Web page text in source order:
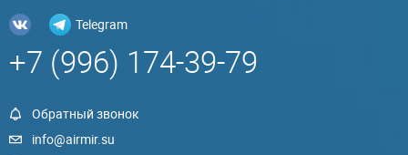
Telegram
+7 (996) 174-39-79
Обратный звонок
info@airmir.su